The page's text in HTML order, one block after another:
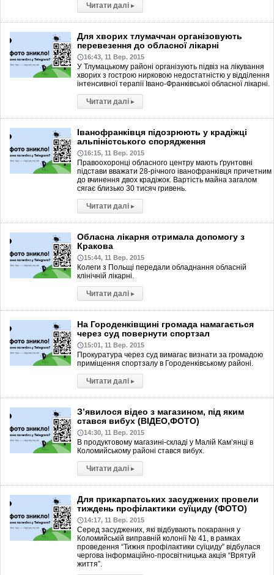
Читати далі ▸
Для хворих тлумаччан організовують
перевезення до обласної лікарні
16:43, 11 Вер. 2015
У Тлумацькому районі організують підвіз на лікування
хворих з гострою нирковою недостатністю у відділення
інтенсивної терапії Івано-Франківської обласної лікарні.
Читати далі ▸
Іванофранківця підозрюють у крадіжці
альпіністського спорядження
16:15, 11 Вер. 2015
Правоохоронці обласного центру мають ґрунтовні
підстави вважати 28-річного іванофранківця причетним
до вчинення двох крадіжок. Вартість майна загалом
сягає близько 30 тисяч гривень.
Читати далі ▸
Обласна лікарня отримала допомогу з
Кракова
15:44, 11 Вер. 2015
Колеги з Польщі передали обладнання обласній
клінічній лікарні.
Читати далі ▸
На Городенківщині громада намагається
через суд повернути спортзал
15:01, 11 Вер. 2015
Прокуратура через суд вимагає визнати за громадою
приміщення спортзалу в Городенківському районі.
Читати далі ▸
З’явилося відео з магазином, під яким
стався вибух (ВІДЕО,ФОТО)
14:30, 11 Вер. 2015
В продуктовому магазині-складі у Малій Кам’янці в
Коломийському районі стався вибух.
Читати далі ▸
Для прикарпатських засуджених провели
тиждень профілактики суїциду (ФОТО)
14:17, 11 Вер. 2015
Серед засуджених, які відбувають покарання у
Коломийській виправній колонії № 41, в рамках
проведення “Тижня профілактики суїциду” відбулася
чергова інформаційно-просвітницька акція “Врятуй
життя”.